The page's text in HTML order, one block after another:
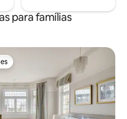
para famílias
dos hóspedes